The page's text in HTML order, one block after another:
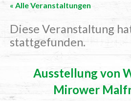
« Alle Veranstaltungen
Diese Veranstaltung
stattgefunden.
Aus­stel­lung von
Mirower